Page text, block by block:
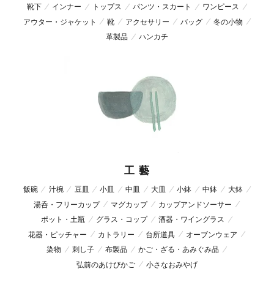
靴下 インナー トップス パンツ・スカート
ワンピース
アウター・ジャケット
靴 アクセサリー バッグ
冬の小物
革製品
ハンカチ
工 藝
飯碗 汁椀 豆皿 小皿 中皿 大皿 小鉢 中鉢
大鉢
湯呑・フリーカップ
マグカップ
カップアンドソーサー
ポット・土瓶
グラス・コップ
酒器・ワイングラス
花器・ピッチャー
カトラリー 台所道具
オーブンウェア
染物
刺し子 布製品
かご・ざる・あみぐみ品
弘前のあけびかご
小さなおみやげ